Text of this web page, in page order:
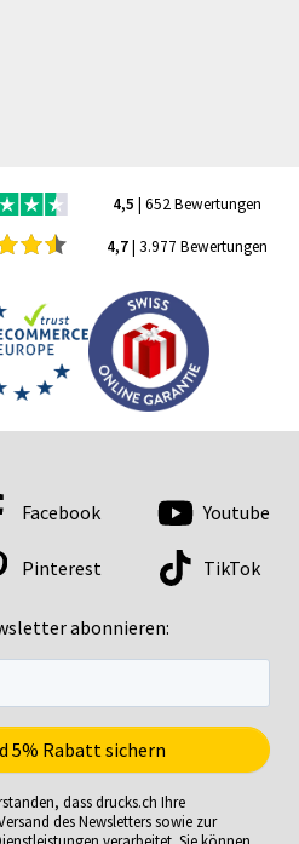
4,5 | 652 Bewertungen
4,7| 3.977 Bewertungen
abonnieren:
Facebook Youtube
Pinterest TikTok
dass drucks.ch Ihre
des Newsletters sowie zur